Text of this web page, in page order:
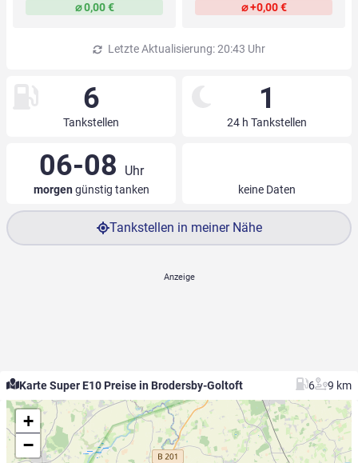
⌀ 0,00 € ⌀ +0,00 €
Letzte Aktualisierung: 20:43 Uhr
6
Tankstellen
1
24 h Tankstellen
06-08 Uhr
morgengünstig tanken keine Daten
Tankstellen in meiner Nähe
Karte Super E10 Preise in Brodersby-Goltoft 6 9 km
+
−